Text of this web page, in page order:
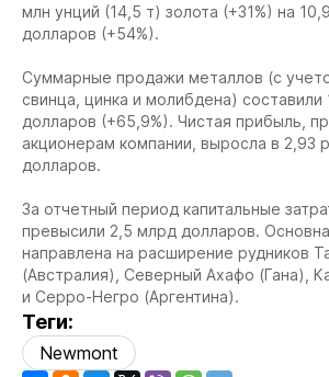
млн унций (14,5 т) золота (+31%) на
долларов (+54%).
Суммарные продажи металлов (с
свинца, цинка и молибдена) составили
долларов (+65,9%). Чистая прибыль,
акционерам компании, выросла в 2,93
долларов.
За отчетный период капитальные
превысили 2,5 млрд долларов.
направлена на расширение рудников
(Австралия), Северный Ахафо (Гана),
и Серро-Негро (Аргентина).
Теги:
Newmont